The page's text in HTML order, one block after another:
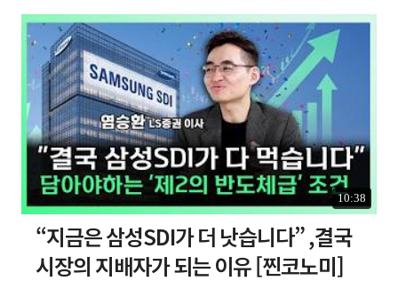
10:38
“지금은 삼성SDI가 더 낫습니다” ,결국
시장의 지배자가 되는 이유 [찐코노미]